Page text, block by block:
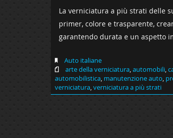
La verniciatura a più strati delle
primer, colore e trasparente,
garantendo durata e un aspetto
Auto italiane
arte della verniciatura,automobili,
automobilistica, manutenzione auto,
verniciatura,verniciatura a più strati